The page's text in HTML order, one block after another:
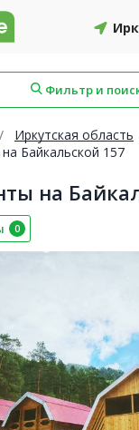
Фильтр и
Иркутская область
Байкальской 157
на
0
район
Онежский
Устьянский